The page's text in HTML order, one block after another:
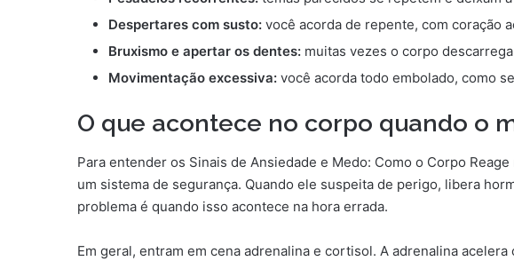
Despertares com susto: você acorda de repente, com coração
Bruxismo e apertar os dentes: muitas vezes o corpo
Movimentação excessiva: você acorda todo embolado, como
O que acontece no corpo quando o
Para entender os Sinais de Ansiedade e Medo: Como o Corpo
um sistema de segurança. Quando ele suspeita de perigo, libera
problema é quando isso acontece na hora errada.
Em geral, entram em cena adrenalina e cortisol. A adrenalina